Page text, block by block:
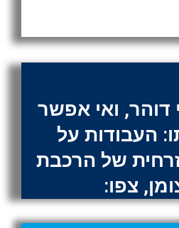
דוהר, ואי אפשר
העבודות על
של הרכבת
צפו: